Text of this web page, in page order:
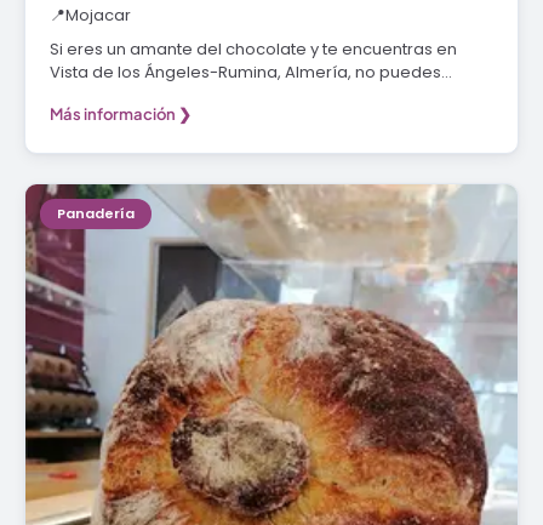
📍Mojacar
Si eres un amante del chocolate y te encuentras en
Vista de los Ángeles-Rumina, Almería, no puedes…
Más información ❯
Panadería